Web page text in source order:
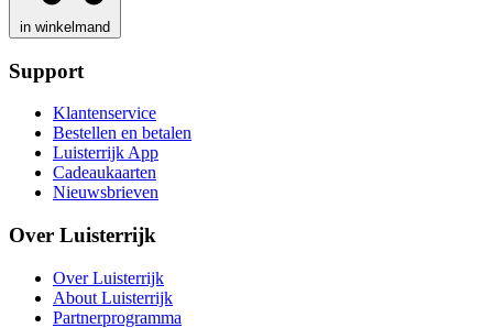
in winkelmand
Support
Klantenservice
Bestellen en betalen
Luisterrijk App
Cadeaukaarten
Nieuwsbrieven
Over Luisterrijk
Over Luisterrijk
About Luisterrijk
Partnerprogramma